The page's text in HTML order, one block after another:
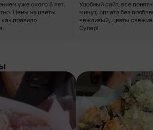
уже около 6 лет.
Цены на цветы
правило
Удобный сайт, все
минут, оплата без
вежливый, цветы
Супер!